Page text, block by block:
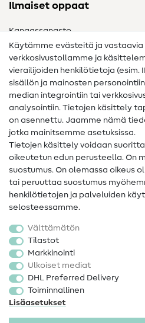
Ilmaiset oppaat
Kangassanasto
Ompelusanasto
Ompeluohjeet
Apua ja yhteystiedot
Yhteystiedot
Tietoa omistajanvaihdoksesta
Peruutusoikeus
Suosittu
Kankaat
Ompelutarvikkeet
Ale
Käytämme evästeitä ja
verkkosivustollamme ja
vierailijoiden henkilötietoja (esim.
sisällön ja mainosten
median integrointiin tai
analysointiin. Tietojen käsittely
on asennettu. Jaamme nämä
jotka mainitsemme asetuksissa.
Tietojen käsittely voidaan
oikeutetun edun perusteella. On
suostumus. On olemassa oikeus
tai peruuttaa suostumus
henkilötietojen ja palveluiden
selosteessamme.
Välttämätön
Tilastot
Markkinointi
Ulkoiset mediat
DHL Preferred Delivery
Toiminnallinen
Lisäasetukset